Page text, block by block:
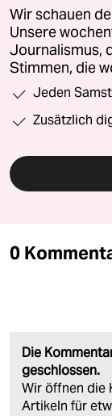
Wir schauen
Unsere
Journalismus,
Stimmen, die
Jeden
Zusätzlich
0
Die
geschlossen.
Wir öffnen die
Artikeln für